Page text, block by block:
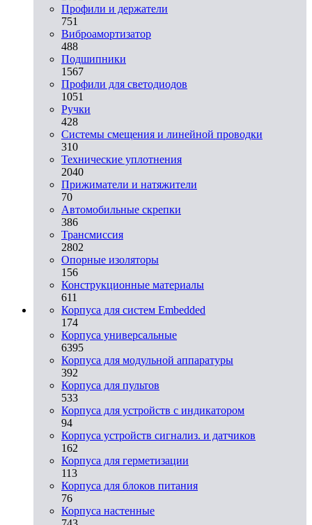
Профили и держатели
751
Виброамортизатор
488
Подшипники
1567
Профили для светодиодов
1051
Ручки
428
Системы смещения и линейной проводки
310
Технические уплотнения
2040
Прижиматели и натяжители
70
Автомобильные скрепки
386
Трансмиссия
2802
Опорные изоляторы
156
Конструкционные материалы
611
Корпуса для систем Embedded
174
Корпуса универсальные
6395
Корпуса для модульной аппаратуры
392
Корпуса для пультов
533
Корпуса для устройств с индикатором
94
Корпуса устройств сигнализ. и датчиков
162
Корпуса для герметизации
113
Корпуса для блоков питания
76
Корпуса настенные